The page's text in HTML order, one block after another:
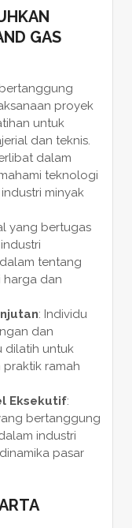
GAS
proyek
untuk
dan teknis.
dalam
teknologi
minyak
yang bertugas
tentang
harga dan
: Individu
dan
dilatih untuk
ramah
Eksekutif:
bertanggung
industri
pasar